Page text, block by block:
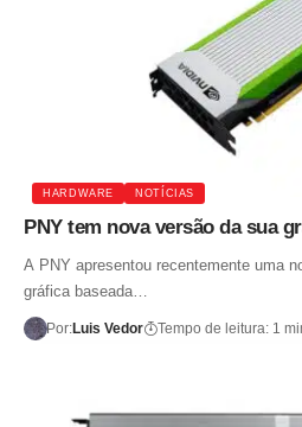
HARDWARE NOTÍCIAS
PNY tem nova versão da sua
A PNY apresentou recentemente uma
gráfica baseada…
Por:Luis Vedor Tempo de leitura: 1